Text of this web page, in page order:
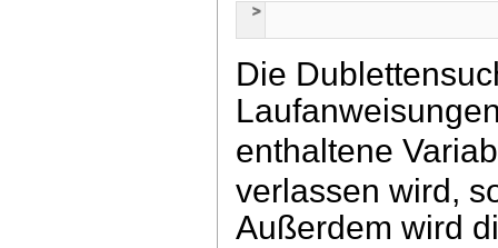
Die
enthaltene
verlassen wird,
Außerdem wird